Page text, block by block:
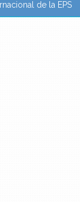
de la EPS